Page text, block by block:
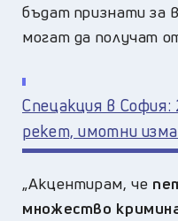
бъдат признати за
могат да получат
Спецакция в София:
рекет, имотни
„Акцентирам, че
множество